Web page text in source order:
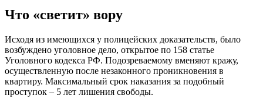
Что «светит» вору
Исходя из имеющихся у полицейских доказательств, было
возбуждено уголовное дело, открытое по 158 статье
Уголовного кодекса РФ. Подозреваемому вменяют кражу,
осуществленную после незаконного проникновения в
квартиру. Максимальный срок наказания за подобный
проступок – 5 лет лишения свободы.